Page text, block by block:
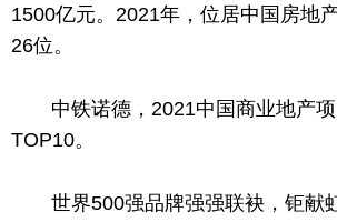
1500亿元。2021年，位居中国 房地
26位。
中铁诺德，2021中国商业地产
TOP10。
世界500强品牌强强联袂，钜献